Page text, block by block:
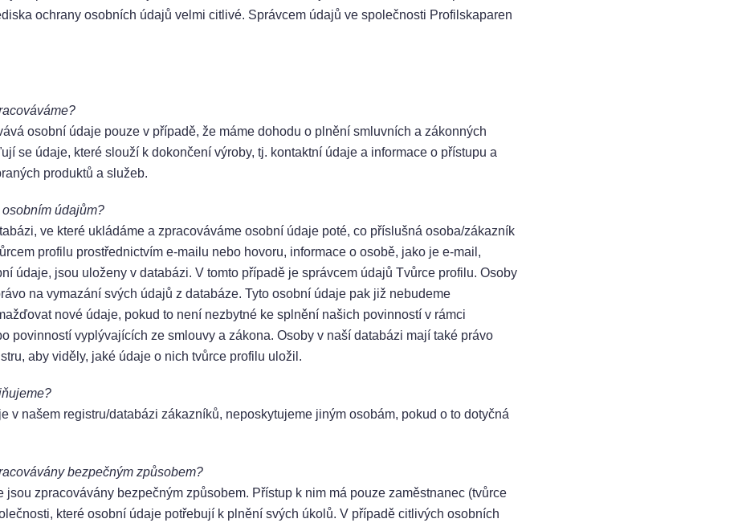
ochrany osobních údajů velmi citlivé. Správcem údajů ve společnosti Profilskaparen
osobní údaje pouze v případě, že máme dohodu o plnění smluvních a zákonných
se údaje, které slouží k dokončení výroby, tj. kontaktní údaje a informace o přístupu a
produktů a služeb.
údajům?
ve které ukládáme a zpracováváme osobní údaje poté, co příslušná osoba/zákazník
profilu prostřednictvím e-mailu nebo hovoru, informace o osobě, jako je e-mail,
údaje, jsou uloženy v databázi. V tomto případě je správcem údajů Tvůrce profilu. Osoby
na vymazání svých údajů z databáze. Tyto osobní údaje pak již nebudeme
nové údaje, pokud to není nezbytné ke splnění našich povinností v rámci
povinností vyplývajících ze smlouvy a zákona. Osoby v naší databázi mají také právo
aby viděly, jaké údaje o nich tvůrce profilu uložil.
v našem registru/databázi zákazníků, neposkytujeme jiným osobám, pokud o to dotyčná
bezpečným způsobem?
jsou zpracovávány bezpečným způsobem. Přístup k nim má pouze zaměstnanec (tvůrce
které osobní údaje potřebují k plnění svých úkolů. V případě citlivých osobních